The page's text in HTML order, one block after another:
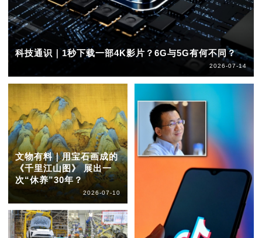
科技通识｜1秒下载一部4K影片？6G与5G有何不同？
2026-07-14
文物有料｜用宝石画成的
《千里江山图》 展出一
次“休养”30年？
2026-07-10